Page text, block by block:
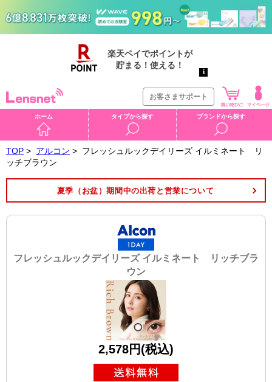
お客さまサポート
ホーム タイプから探す ブランドから探す
TOP > アルコン > フレッシュルックデイリーズ イルミネート リ
ッチブラウン
夏季（お盆）期間中の出荷と営業について
フレッシュルックデイリーズ イルミネート リッチブラ
ウン
2,578円(税込)